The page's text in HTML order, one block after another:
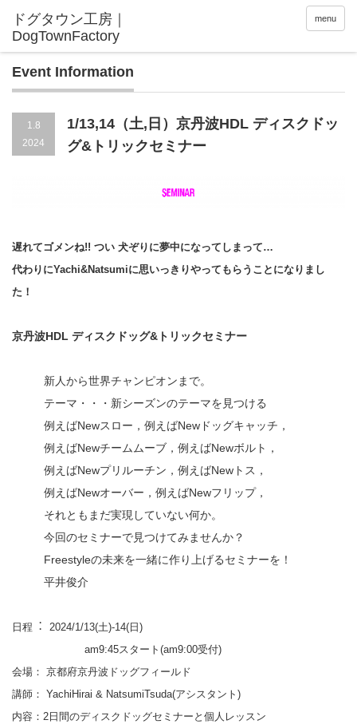
menu
Event Information
1.8
2024
1/13,14（土,日）京丹波HDL ディスクドッ
グ&トリックセミナー
遅れてゴメンね!! つい 犬ぞりに夢中になってしまって…
代わりにYachi&Natsumiに思いっきりやってもらうことになりまし
た！
京丹波HDL ディスクドッグ&トリックセミナー
新人から世界チャンピオンまで。
テーマ・・・新シーズンのテーマを見つける
例えばNewスロー，例えばNewドッグキャッチ，
例えばNewチームムーブ，例えばNewボルト，
例えばNewプリルーチン，例えばNewトス，
例えばNewオーバー，例えばNewフリップ，
それともまだ実現していない何か。
今回のセミナーで見つけてみませんか？
Freestyleの未来を一緒に作り上げるセミナーを！
平井俊介
日程︓ 2024/1/13(土)-14(日)
am9:45スタート(am9:00受付)
会場： 京都府京丹波ドッグフィールド
講師： YachiHirai & NatsumiTsuda(アシスタント)
内容：2日間のディスクドッグセミナーと個人レッスン